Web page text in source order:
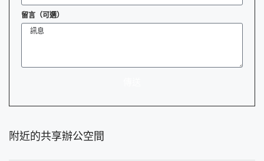
留言（可選）
附近的共享辦公空間